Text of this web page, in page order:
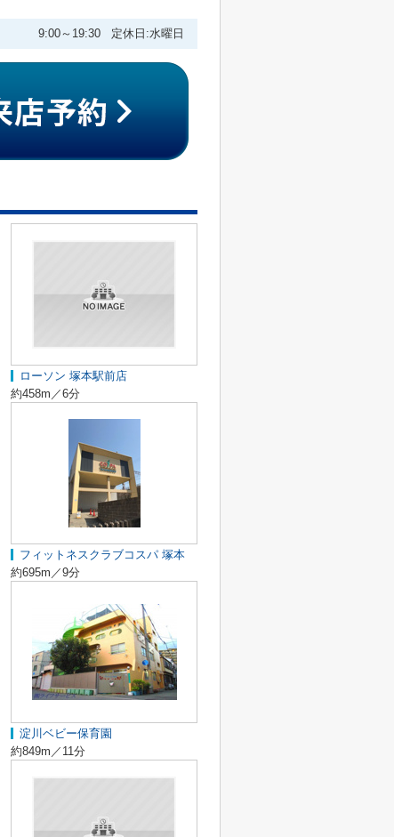
9:00～19:30 定休日:水曜日
ローソン 塚本駅前店
約458m／6分
フィットネスクラブコスパ 塚本
約695m／9分
淀川ベビー保育園
約849m／11分